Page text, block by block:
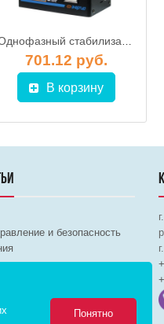
Однофазный стабилизатор Энергия VOLTRON 5000VA (5%)
701.12 руб.
В корзину
и безопасность
Понятно